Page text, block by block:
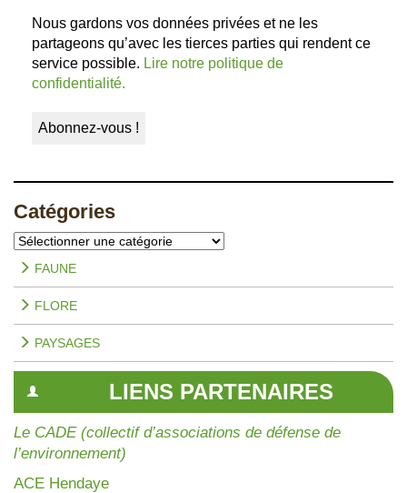
Nous gardons vos données privées et ne les
partageons qu’avec les tierces parties qui rendent ce
service possible. Lire notre politique de
confidentialité.
Catégories
Catégories
FAUNE
FLORE
PAYSAGES
LIENS PARTENAIRES
Le CADE (collectif d’associations de défense de
l’environnement)
ACE Hendaye